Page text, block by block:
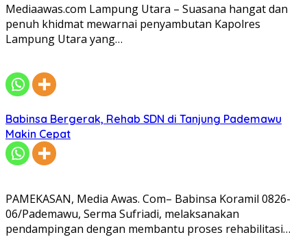
Mediaawas.com Lampung Utara – Suasana hangat dan
penuh khidmat mewarnai penyambutan Kapolres
Lampung Utara yang…
Babinsa Bergerak, Rehab SDN di Tanjung Pademawu
Makin Cepat
PAMEKASAN, Media Awas. Com– Babinsa Koramil 0826-
06/Pademawu, Serma Sufriadi, melaksanakan
pendampingan dengan membantu proses rehabilitasi…